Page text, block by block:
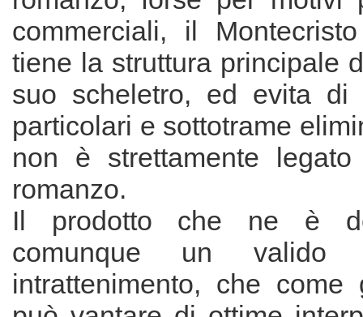
commerciali, il
tiene la struttura principale
suo scheletro, ed evita di
particolari e sottotrame
non è strettamente
romanzo.
Il prodotto che ne è
comunque un valido
intrattenimento, che come